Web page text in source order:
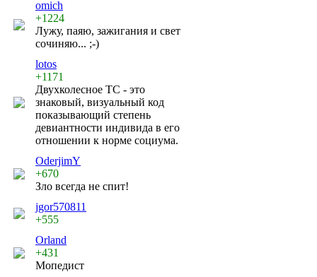
omich
+1224
Лужу, паяю, зажигания и свет
сочиняю... ;-)
lotos
+1171
Двухколесное ТС - это
знаковый, визуальный код
показывающий степень
девиантности индивида в его
отношении к норме социума.
OderjimY
+670
Зло всегда не спит!
jgor570811
+555
Orland
+431
Мопедист